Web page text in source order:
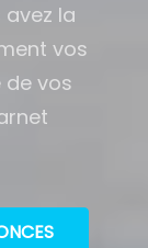
avez la
vos
de vos